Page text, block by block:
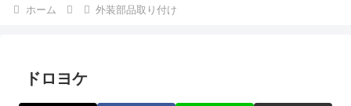
ホーム 外装部品取り付け
ドロヨケ